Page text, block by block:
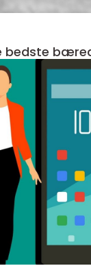
bedste